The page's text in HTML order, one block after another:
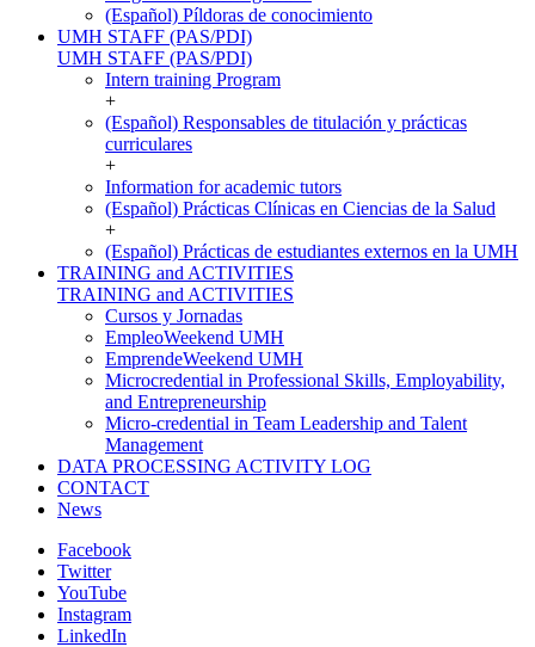
(Español) Píldoras de conocimiento
UMH STAFF (PAS/PDI)
UMH STAFF (PAS/PDI)
Intern training Program
+
(Español) Responsables de titulación y prácticas
curriculares
+
Information for academic tutors
(Español) Prácticas Clínicas en Ciencias de la Salud
+
(Español) Prácticas de estudiantes externos en la UMH
TRAINING and ACTIVITIES
TRAINING and ACTIVITIES
Cursos y Jornadas
EmpleoWeekend UMH
EmprendeWeekend UMH
Microcredential in Professional Skills, Employability,
and Entrepreneurship
Micro-credential in Team Leadership and Talent
Management
DATA PROCESSING ACTIVITY LOG
CONTACT
News
Facebook
Twitter
YouTube
Instagram
LinkedIn